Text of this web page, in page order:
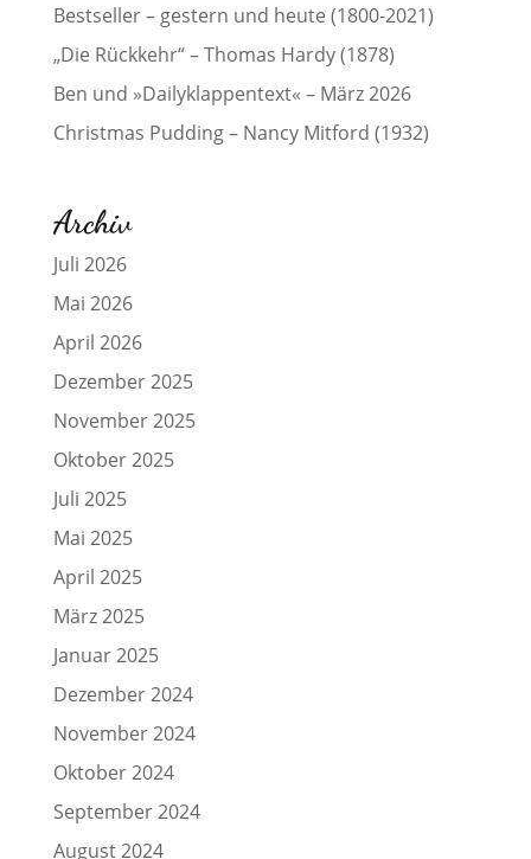
Bestseller – gestern und heute (1800-2021)
„Die Rückkehr“ – Thomas Hardy (1878)
Ben und »Dailyklappentext« – März 2026
Christmas Pudding – Nancy Mitford (1932)
Archiv
Juli 2026
Mai 2026
April 2026
Dezember 2025
November 2025
Oktober 2025
Juli 2025
Mai 2025
April 2025
März 2025
Januar 2025
Dezember 2024
November 2024
Oktober 2024
September 2024
August 2024